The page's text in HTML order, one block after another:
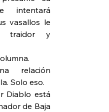
intentará
vasallos le
traidor y
relación
Solo eso.
Diablo está
de Baja